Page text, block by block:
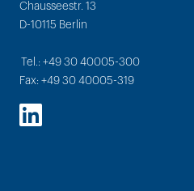
Chausseestr. 13
D-10115 Berlin
Tel.: +49 30 40005-300
Fax: +49 30 40005-319
LinkedIn